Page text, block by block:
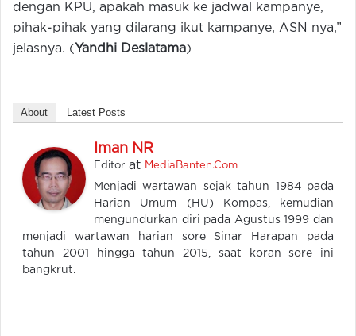
dengan KPU, apakah masuk ke jadwal kampanye,
pihak-pihak yang dilarang ikut kampanye, ASN nya,”
jelasnya. (Yandhi Deslatama)
About Latest Posts
Iman NR
Editor at MediaBanten.Com
Menjadi wartawan sejak tahun 1984 pada
Harian Umum (HU) Kompas, kemudian
mengundurkan diri pada Agustus 1999 dan
menjadi wartawan harian sore Sinar Harapan pada
tahun 2001 hingga tahun 2015, saat koran sore ini
bangkrut.